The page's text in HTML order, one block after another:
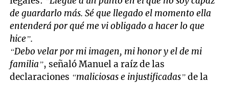
de guardarlo más. Sé que llegado el momento ella
entenderá por qué me vi obligado a hacer lo que
hice”.
“Debo velar por mi imagen, mi honor y el de mi
familia”, señaló Manuel a raíz de las
declaraciones “maliciosas e injustificadas”de la